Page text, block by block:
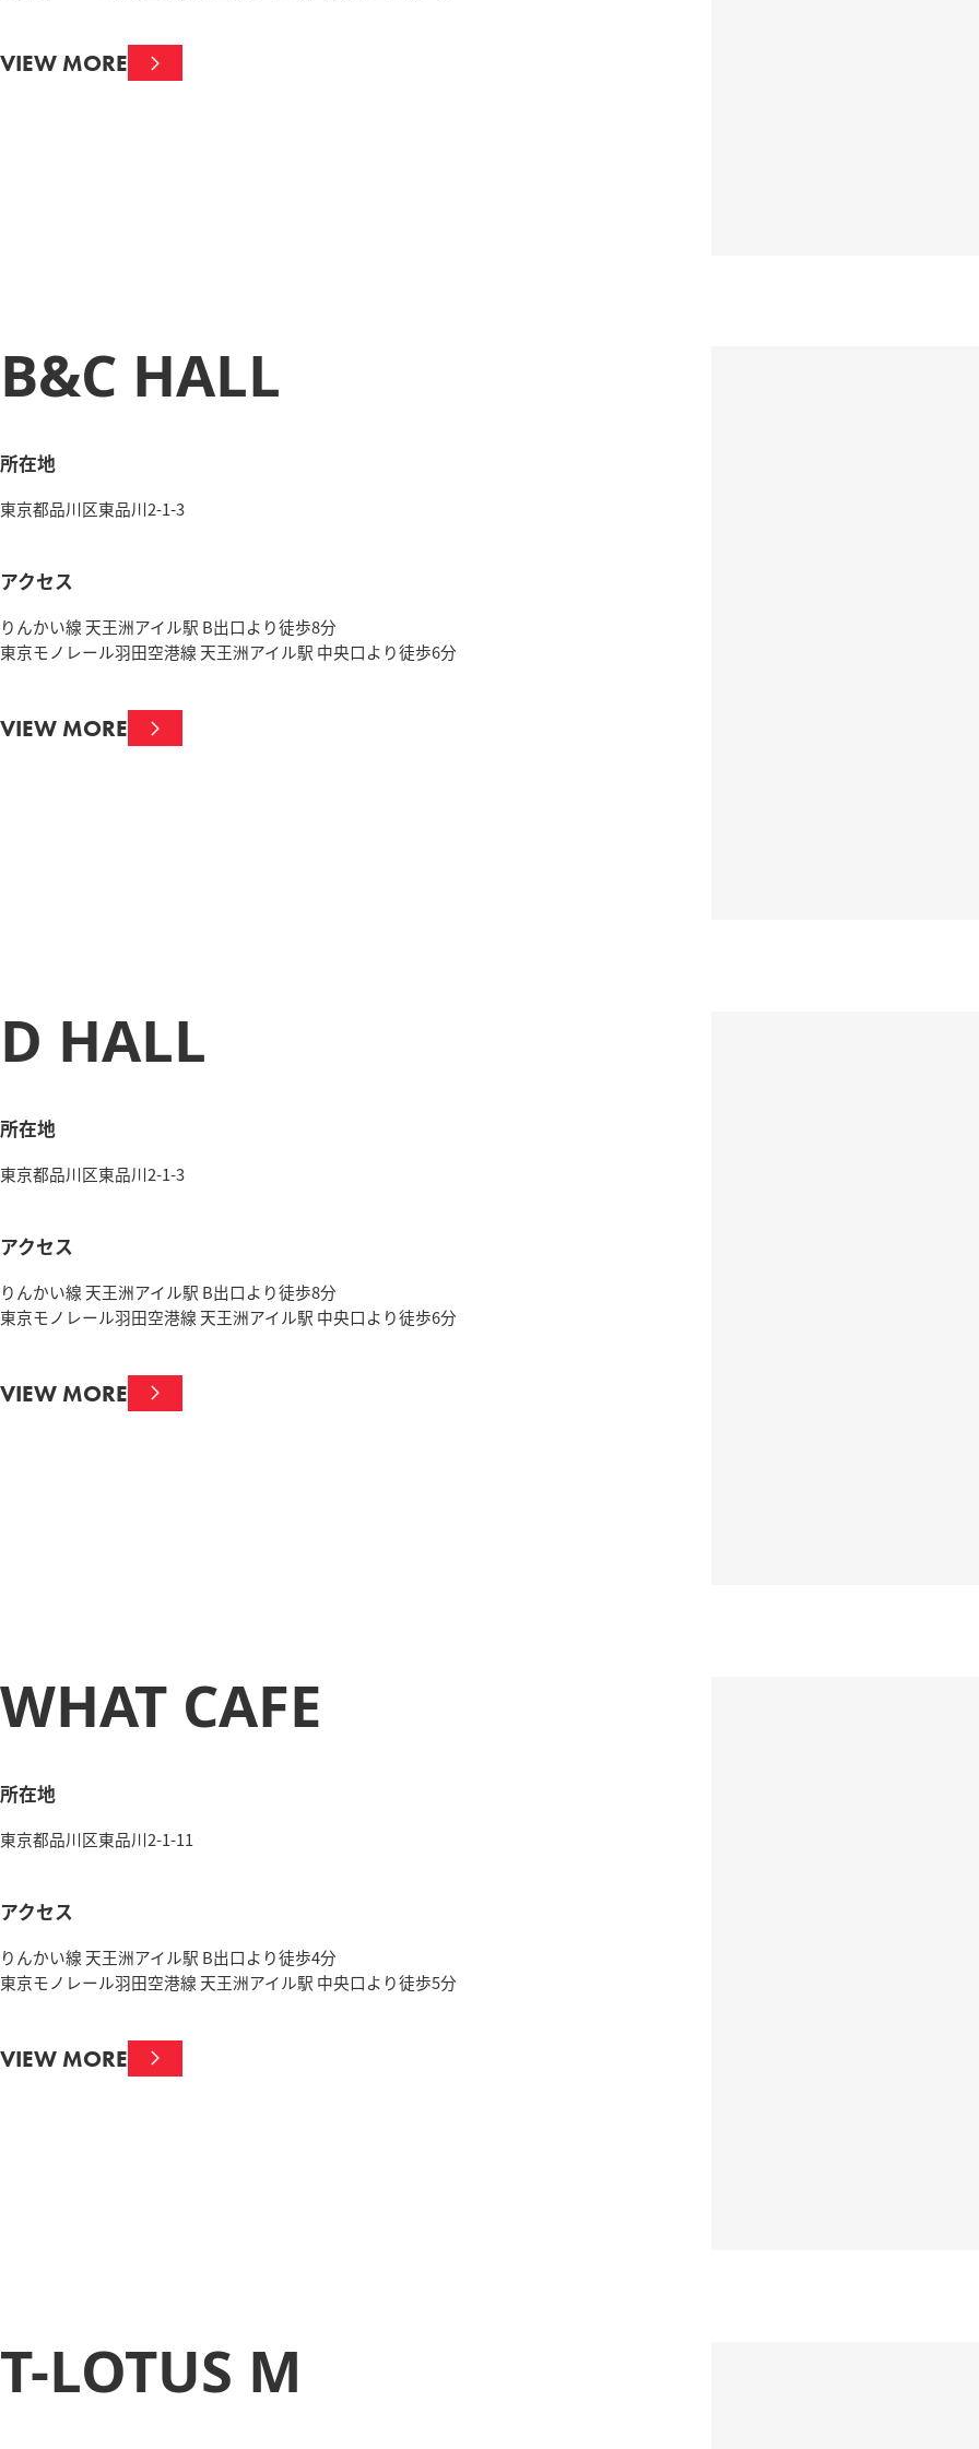
VIEW MORE
B&C HALL
所在地
東京都品川区東品川2-1-3
アクセス
りんかい線 天王洲アイル駅 B出口より徒歩8分
東京モノレール羽田空港線 天王洲アイル駅 中央口より徒歩6分
VIEW MORE
D HALL
所在地
東京都品川区東品川2-1-3
アクセス
りんかい線 天王洲アイル駅 B出口より徒歩8分
東京モノレール羽田空港線 天王洲アイル駅 中央口より徒歩6分
VIEW MORE
WHAT CAFE
所在地
東京都品川区東品川2-1-11
アクセス
りんかい線 天王洲アイル駅 B出口より徒歩4分
東京モノレール羽田空港線 天王洲アイル駅 中央口より徒歩5分
VIEW MORE
T-LOTUS M